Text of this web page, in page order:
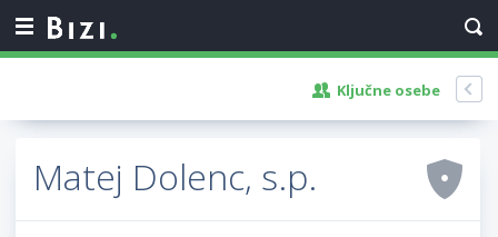
Ključne osebe
Matej Dolenc, s.p.